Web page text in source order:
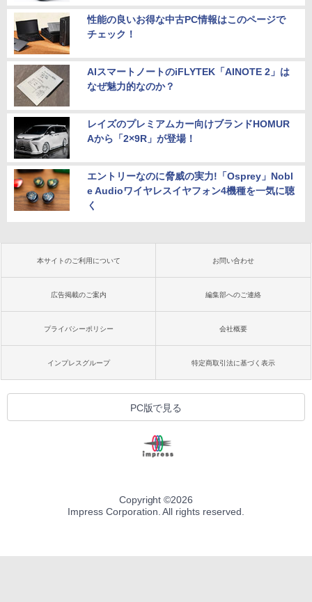
性能の良いお得な中古PC情報はこのページで
チェック！
AIスマートノートのiFLYTEK「AINOTE 2」は
なぜ魅力的なのか？
レイズのプレミアムカー向けブランドHOMUR
Aから「2×9R」が登場！
エントリーなのに脅威の実力!「Osprey」Nobl
e Audioワイヤレスイヤフォン4機種を一気に聴
く
本サイトのご利用について お問い合わせ
広告掲載のご案内 編集部へのご連絡
プライバシーポリシー 会社概要
インプレスグループ 特定商取引法に基づく表示
PC版で見る
Copyright ©2026
Impress Corporation. All rights reserved.